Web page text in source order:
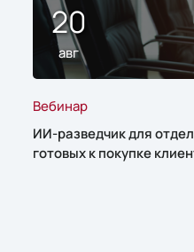
20
авг
Вебинар
ИИ-разведчик для
готовых к покупке